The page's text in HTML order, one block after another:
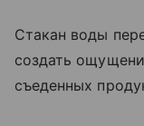
Стакан воды
создать
съеденных